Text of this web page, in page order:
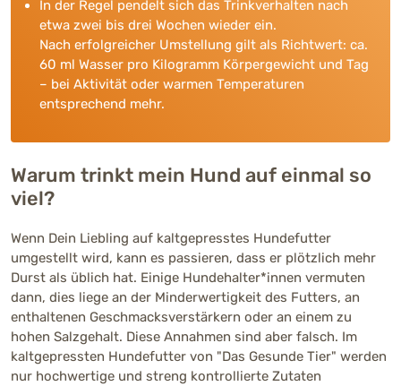
In der Regel pendelt sich das Trinkverhalten nach
etwa zwei bis drei Wochen wieder ein.
Nach erfolgreicher Umstellung gilt als Richtwert: ca.
60 ml Wasser pro Kilogramm Körpergewicht und Tag
– bei Aktivität oder warmen Temperaturen
entsprechend mehr.
Warum trinkt mein Hund auf einmal so
viel?
Wenn Dein Liebling auf kaltgepresstes Hundefutter
umgestellt wird, kann es passieren, dass er plötzlich mehr
Durst als üblich hat. Einige Hundehalter*innen vermuten
dann, dies liege an der Minderwertigkeit des Futters, an
enthaltenen Geschmacksverstärkern oder an einem zu
hohen Salzgehalt. Diese Annahmen sind aber falsch. Im
kaltgepressten Hundefutter von "Das Gesunde Tier" werden
nur hochwertige und streng kontrollierte Zutaten